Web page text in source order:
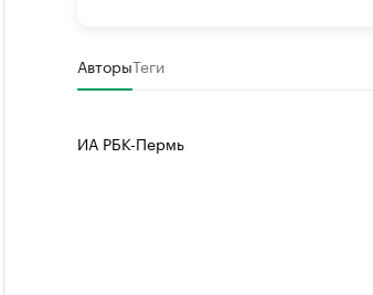
АвторыТеги
ИА РБК-Пермь